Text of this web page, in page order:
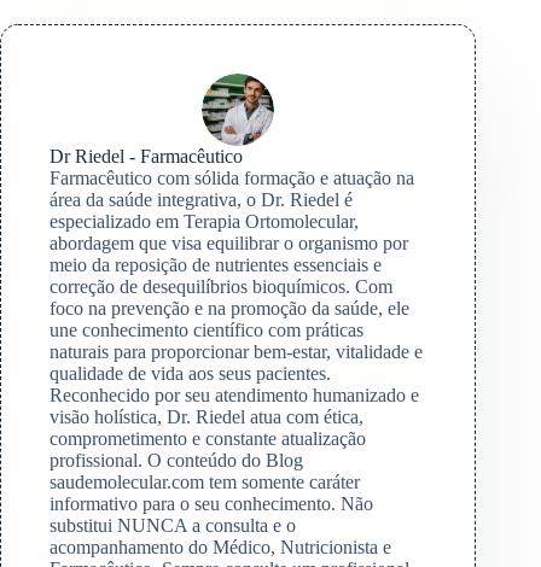
Dr Riedel - Farmacêutico
Farmacêutico com sólida formação e atuação na
área da saúde integrativa, o Dr. Riedel é
especializado em Terapia Ortomolecular,
abordagem que visa equilibrar o organismo por
meio da reposição de nutrientes essenciais e
correção de desequilíbrios bioquímicos. Com
foco na prevenção e na promoção da saúde, ele
une conhecimento científico com práticas
naturais para proporcionar bem-estar, vitalidade e
qualidade de vida aos seus pacientes.
Reconhecido por seu atendimento humanizado e
visão holística, Dr. Riedel atua com ética,
comprometimento e constante atualização
profissional. O conteúdo do Blog
saudemolecular.com tem somente caráter
informativo para o seu conhecimento. Não
substitui NUNCA a consulta e o
acompanhamento do Médico, Nutricionista e